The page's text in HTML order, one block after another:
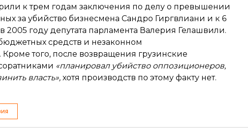
к трем годам заключения по делу о превышении
за убийство бизнесмена Сандро Гиргвлиани и к 6
году депутата парламента Валерия Гелашвили.
средств и незаконном
того, после возвращения грузинские
«планировал убийство оппозиционеров,
власть», хотя производств по этому факту нет.